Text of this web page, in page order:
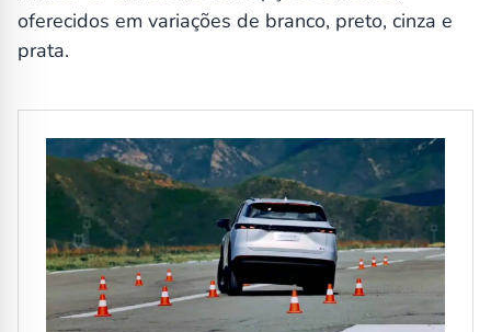
oferecidos em variações de branco, preto, cinza e
prata.